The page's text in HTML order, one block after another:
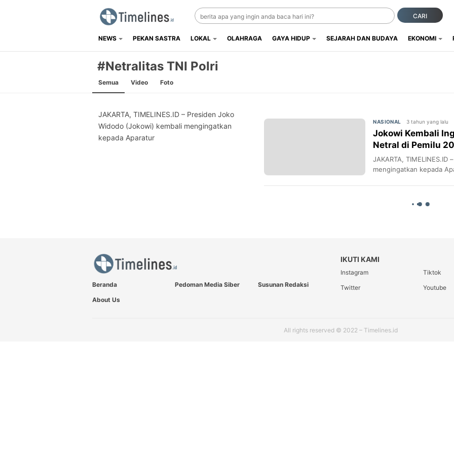
Timelines.id
Media Literasi, Sejarah & Budaya
CARI
NEWS PEKAN SASTRA LOKAL OLAHRAGA GAYA HIDUP SEJARAH DAN BUDAYA EKONOMI
#Netralitas TNI Polri
Semua Video Foto
JAKARTA, TIMELINES.ID – Presiden Joko
Widodo (Jokowi) kembali mengingatkan
kepada Aparatur
NASIONAL 3 tahun yang lalu
Jokowi Kembali
Netral di Pemilu
JAKARTA,
mengingatkan kepada
Beranda Pedoman Media Siber
Susunan Redaksi
About Us
IKUTI KAMI
Instagram Tiktok
Twitter
Youtube
All rights reserved © 2022 – Timelines.id